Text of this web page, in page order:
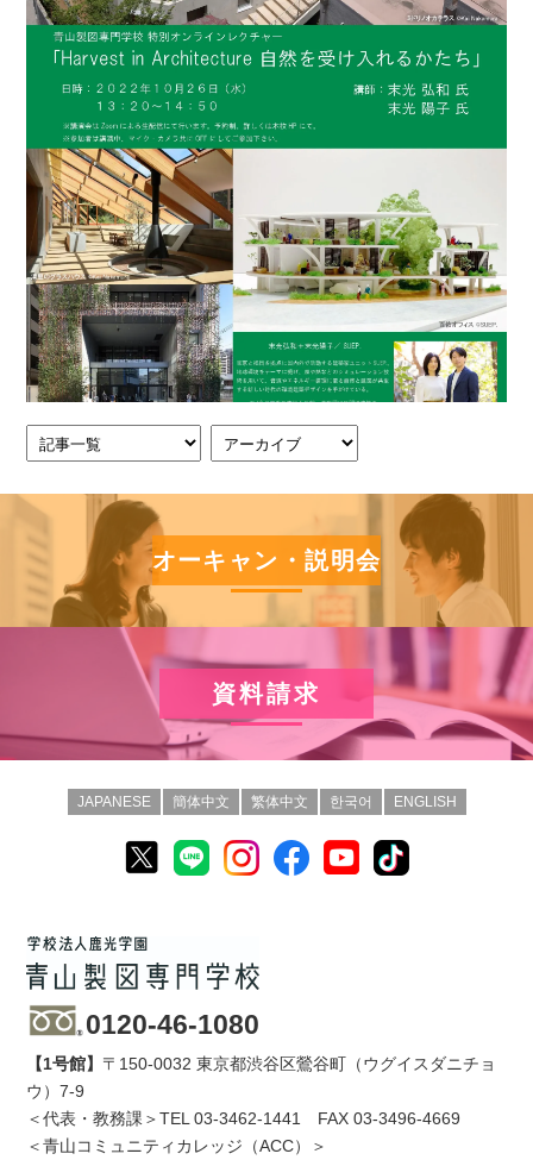
オーキャン・説明会
資料請求
JAPANESE 簡体中文 繁体中文 한국어 ENGLISH
0120-46-1080
【1号館】 〒150-0032 東京都渋谷区鶯谷町（ウグイスダニチョ
ウ）7-9
＜代表・教務課＞TEL03-3462-1441
FAX 03-3496-4669
＜青山コミュニティカレッジ（ACC）＞